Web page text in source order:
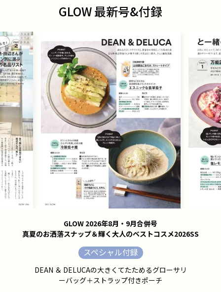
GLOW 最新号&付録
GLOW 2026年8月・9月合併号
真夏のお洒落スナップ＆輝く大人のベストコスメ2026SS
スペシャル付録
DEAN ＆ DELUCAの大きくてたためるグローサリ
ーバッグ＋ストラップ付きポーチ